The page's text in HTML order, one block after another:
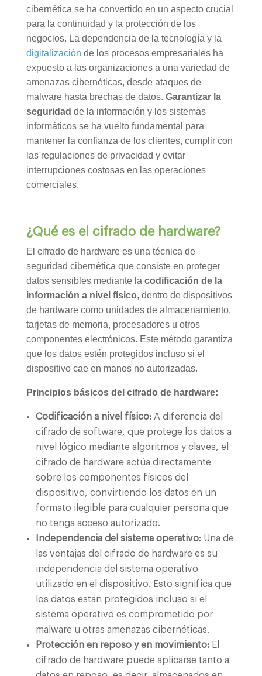
cibernética se ha convertido en un aspecto crucial
para la continuidad y la protección de los
negocios. La dependencia de la tecnología y la
digitalización de los procesos empresariales ha
expuesto a las organizaciones a una variedad de
amenazas cibernéticas, desde ataques de
malware hasta brechas de datos. Garantizar la
seguridad de la información y los sistemas
informáticos se ha vuelto fundamental para
mantener la confianza de los clientes, cumplir con
las regulaciones de privacidad y evitar
interrupciones costosas en las operaciones
comerciales.
¿Qué es el cifrado de hardware?
El cifrado de hardware es una técnica de
seguridad cibernética que consiste en proteger
datos sensibles mediante la codificación de la
información a nivel físico, dentro de dispositivos
de hardware como unidades de almacenamiento,
tarjetas de memoria, procesadores u otros
componentes electrónicos. Este método garantiza
que los datos estén protegidos incluso si el
dispositivo cae en manos no autorizadas.
Principios básicos del cifrado de hardware:
Codificación a nivel físico:A diferencia del
cifrado de software, que protege los datos a
nivel lógico mediante algoritmos y claves, el
cifrado de hardware actúa directamente
sobre los componentes físicos del
dispositivo, convirtiendo los datos en un
formato ilegible para cualquier persona que
no tenga acceso autorizado.
Independencia del sistema operativo:Una de
las ventajas del cifrado de hardware es su
independencia del sistema operativo
utilizado en el dispositivo. Esto significa que
los datos están protegidos incluso si el
sistema operativo es comprometido por
malware u otras amenazas cibernéticas.
Protección en reposo y en movimiento:El
cifrado de hardware puede aplicarse tanto a